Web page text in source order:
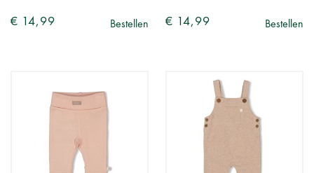
€ 14,99 Bestellen € 14,99 Bestellen